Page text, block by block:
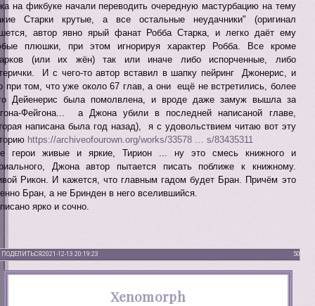
на фикбуке начали переводить очередную мастурбацию на тему
Старки крутые, а все остальные неудачники" (оригинал
автор явно ярый фанат Робба Старка, и легко даёт ему
плюшки, при этом игнорируя характер Робба. Все кроме
(или их жён) так или иначе либо испорченные, либо
И с чего-то автор вставил в шапку пейринг Джонерис, и
при том, что уже около 67 глав, а они ещё не встретились, более
Дейенерис была помолвлена, и вроде даже замуж вышла за
Фейгона... а Джона убили в последней написаной главе,
написана была год назад), я с удовольствием читаю вот эту
https://archiveofourown.org/works/33578 … s/83435311
герои живые и яркие, Тирион ... ну это смесь книжного и
Джона автор пытается писать поближе к книжному.
Рикон. И кажется, что главным гадом будет Бран. Причём это
Бран, а не Бринден в него вселившийся.
ярко и сочно.
ПОДЕЛИТЬСЯ 50
2021-12-13 20:19:23
Xenomorph